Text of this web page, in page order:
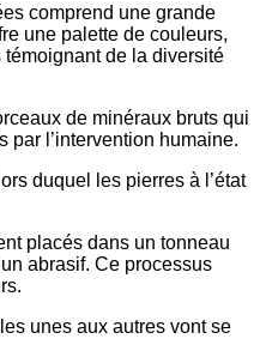
comprend une grande
une palette de couleurs,
de la diversité
de minéraux bruts qui
par l’intervention humaine.
duquel les pierres à l’état
placés dans un tonneau
abrasif. Ce processus
unes aux autres vont se